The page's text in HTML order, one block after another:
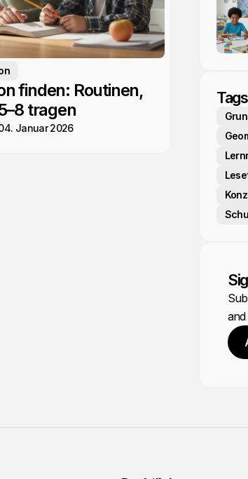
finden: Routinen,
tragen
Januar 2026
Tags